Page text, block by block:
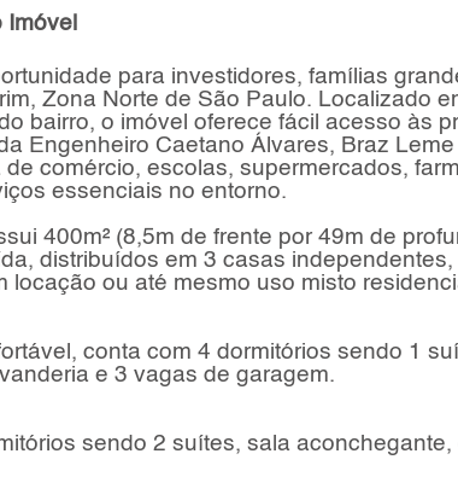
Imóvel
para investidores, famílias
Zona Norte de São Paulo. Localizado
bairro, o imóvel oferece fácil acesso às
Engenheiro Caetano Álvares, Braz
de comércio, escolas, supermercados,
essenciais no entorno.
400m² (8,5m de frente por 49m de
distribuídos em 3 casas
locação ou até mesmo uso misto
conta com 4 dormitórios sendo 1
e 3 vagas de garagem.
sendo 2 suítes, sala